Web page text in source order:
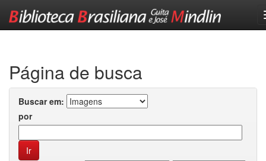
Página de busca
Buscar em:
por